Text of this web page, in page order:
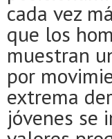
cada vez
que los
muestran
por
extrema
jóvenes se